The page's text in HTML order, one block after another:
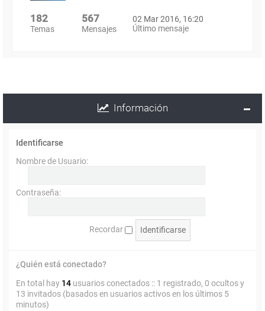
182
Temas
567
Mensajes
02 Mar 2016, 16:20
Último mensaje
Información
Identificarse
Nombre de Usuario:
Contraseña:
Recordar
¿Quién está conectado?
En total hay 14 usuarios conectados :: 1 registrado, 0 ocultos y
13 invitados (basados en usuarios activos en los últimos 5
minutos)